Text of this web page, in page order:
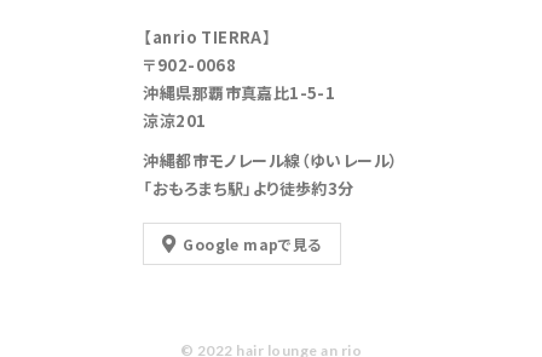
【anrio TIERRA】
〒902-0068
沖縄県那覇市真嘉比1-5-1
涼涼201
沖縄都市モノレール線（ゆいレール）
「おもろまち駅」より徒歩約3分
Google mapで見る
© 2022 hair lounge an rio